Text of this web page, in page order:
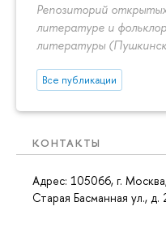
Репозиторий
литературе и
литературы
Все публикации
КОНТАКТЫ
Адрес: 105066, г.
Старая Басманная ул.,